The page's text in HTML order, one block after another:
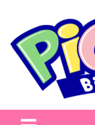
content